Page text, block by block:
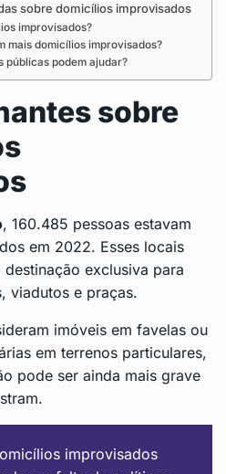
sobre domicílios improvisados
improvisados?
mais domicílios improvisados?
públicas podem ajudar?
sobre
, 160.485 pessoas estavam
em 2022. Esses locais
exclusiva para
viadutos e praças.
imóveis em favelas ou
em terrenos particulares,
pode ser ainda mais grave
improvisados